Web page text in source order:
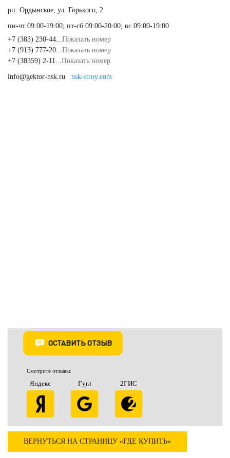
рп. Ордынское, ул. Горького, 2
пн-чт 09:00-19:00; пт-сб 09:00-20:00; вс 09:00-19:00
+7 (383) 230-44...Показать номер
+7 (913) 777-20...Показать номер
+7 (38359) 2-11...Показать номер
info@gektor-nsk.ru nsk-stroy.com
ОСТАВИТЬ ОТЗЫВ
Смотрите отзывы:
Яндекс Гугл 2ГИС
ВЕРНУТЬСЯ НА СТРАНИЦУ «ГДЕ КУПИТЬ»